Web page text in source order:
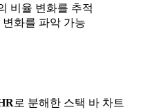
비율 변화를 추적
화를 파악 가능
로 분해한 스택 바 차트